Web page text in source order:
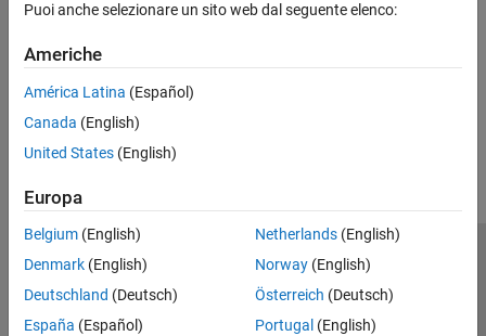
Puoi anche selezionare un sito web dal seguente elenco:
Americhe
América Latina (Español)
Canada (English)
United States (English)
Europa
Belgium (English)
Denmark (English)
Deutschland (Deutsch)
España (Español)
Netherlands(English)
Norway(English)
Österreich (Deutsch)
Portugal (English)
Centro di fiducia
Informativa sulla privacy
Antipirateria
Stato dell'applicazione
Contatti
© 1994-2026 The MathWorks, Inc.